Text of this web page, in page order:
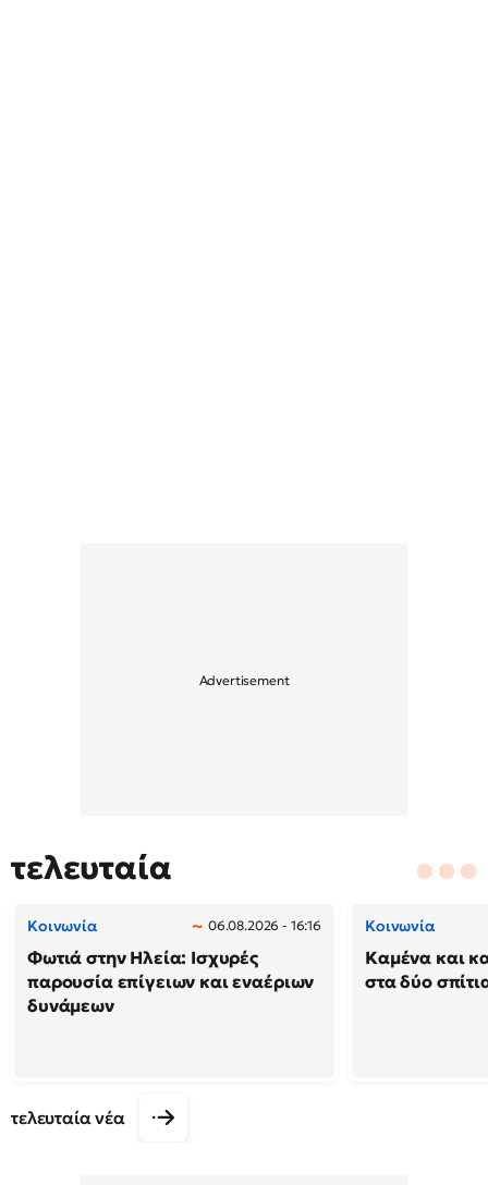
τελευταία
Κοινωνία 06.08.2026 - 16:16
Φωτιά στην Ηλεία: Ισχυρές
παρουσία επίγειων και εναέριων
δυνάμεων
Κοινωνία
Καμένα και
στα δύο
τελευταία νέα